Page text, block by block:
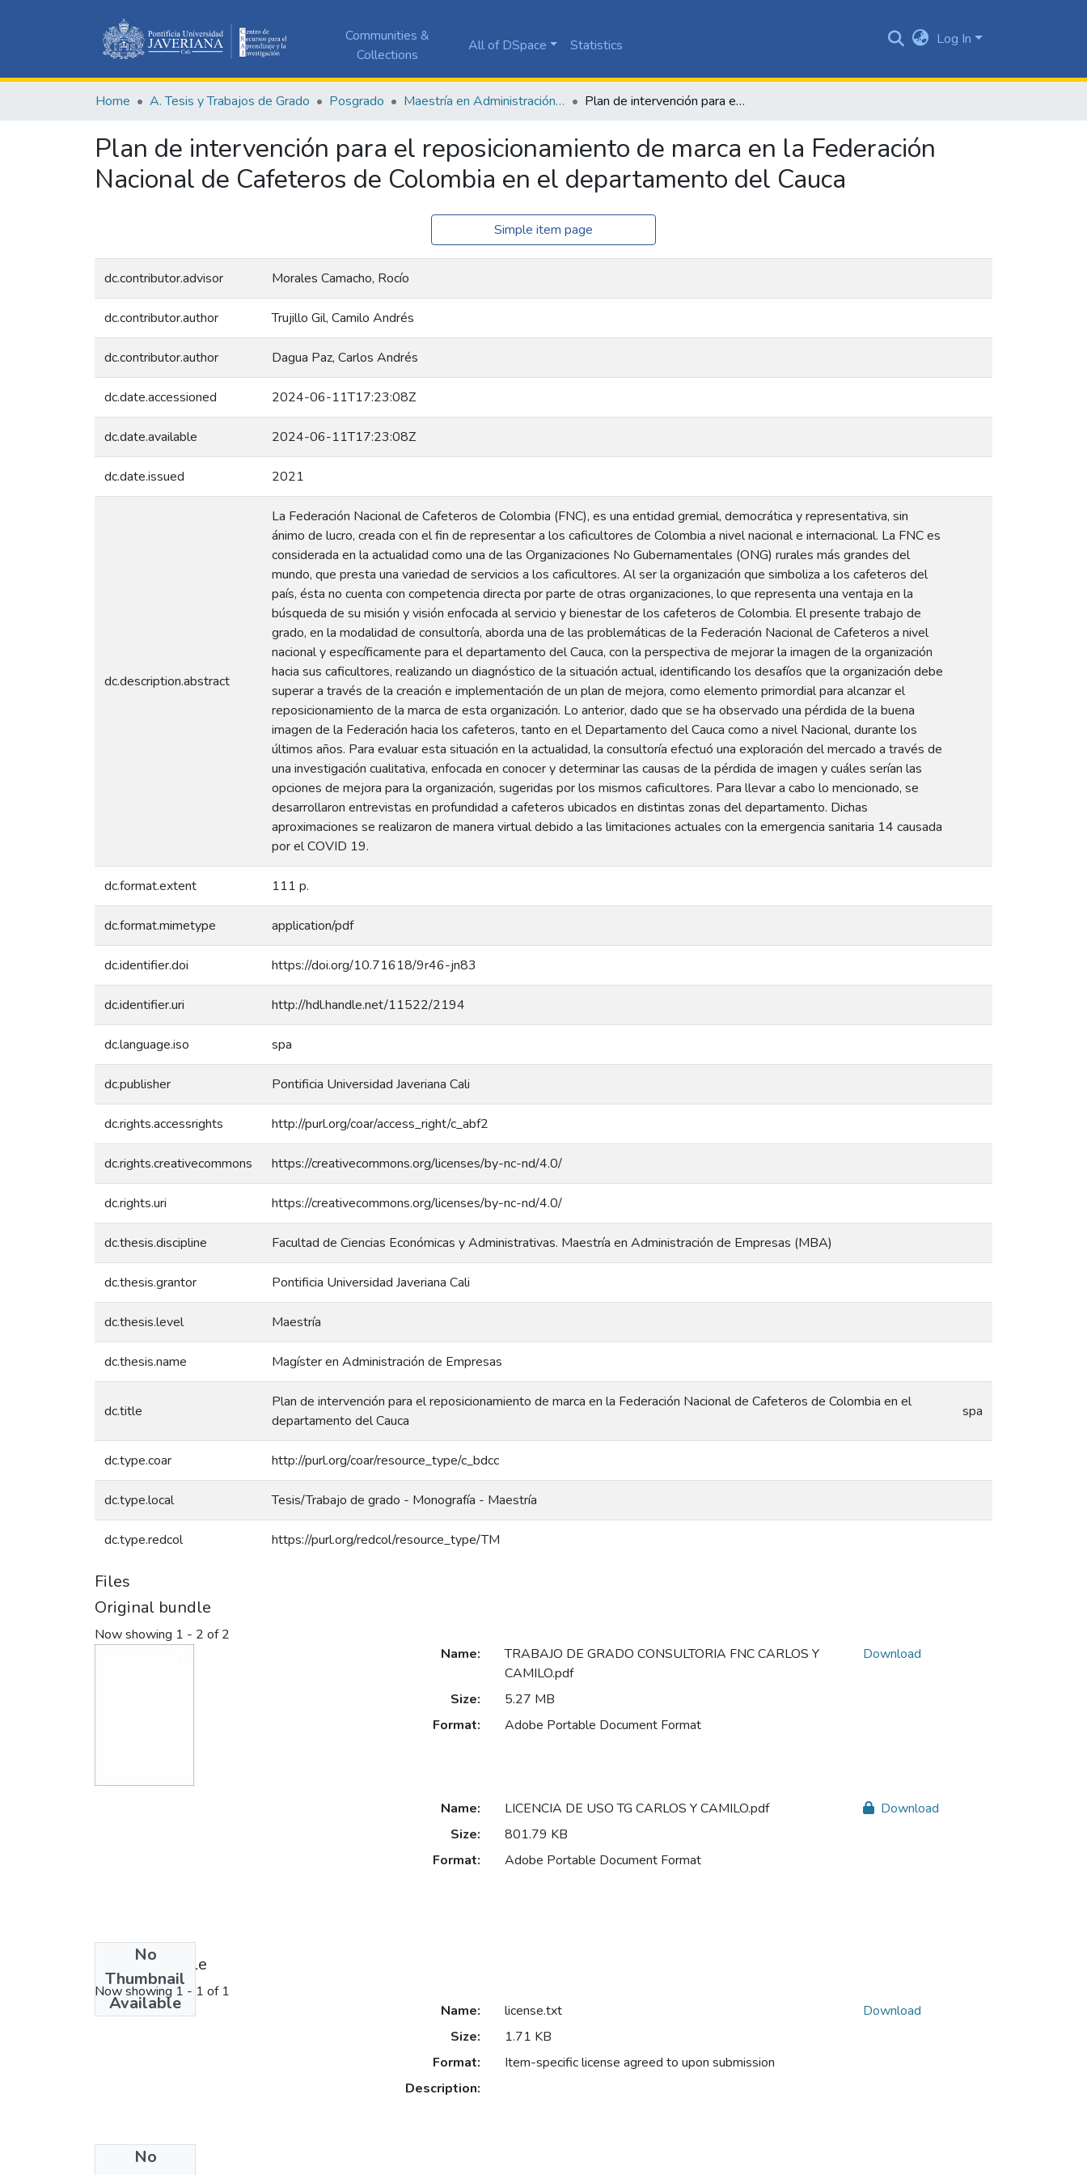
Communities &
Collections
All of DSpace Statistics Log In
Home A. Tesis y Trabajos de Grado Posgrado Maestría en Administración de Empresas Plan de intervención para el reposicionamiento de marca en la Federación Nacional de Cafeteros de Colombia en el departamento del Cauca
Plan de intervención para el reposicionamiento de marca en la Federación
Nacional de Cafeteros de Colombia en el departamento del Cauca
Simple item page
dc.contributor.advisor Morales Camacho, Rocío
dc.contributor.author Trujillo Gil, Camilo Andrés
dc.contributor.author Dagua Paz, Carlos Andrés
dc.date.accessioned 2024-06-11T17:23:08Z
dc.date.available 2024-06-11T17:23:08Z
dc.date.issued 2021
dc.description.abstract
La Federación Nacional de Cafeteros de Colombia (FNC), es una entidad gremial, democrática y representativa, sin
ánimo de lucro, creada con el fin de representar a los caficultores de Colombia a nivel nacional e internacional. La FNC es
considerada en la actualidad como una de las Organizaciones No Gubernamentales (ONG) rurales más grandes del
mundo, que presta una variedad de servicios a los caficultores. Al ser la organización que simboliza a los cafeteros del
país, ésta no cuenta con competencia directa por parte de otras organizaciones, lo que representa una ventaja en la
búsqueda de su misión y visión enfocada al servicio y bienestar de los cafeteros de Colombia. El presente trabajo de
grado, en la modalidad de consultoría, aborda una de las problemáticas de la Federación Nacional de Cafeteros a nivel
nacional y específicamente para el departamento del Cauca, con la perspectiva de mejorar la imagen de la organización
hacia sus caficultores, realizando un diagnóstico de la situación actual, identificando los desafíos que la organización debe
superar a través de la creación e implementación de un plan de mejora, como elemento primordial para alcanzar el
reposicionamiento de la marca de esta organización. Lo anterior, dado que se ha observado una pérdida de la buena
imagen de la Federación hacia los cafeteros, tanto en el Departamento del Cauca como a nivel Nacional, durante los
últimos años. Para evaluar esta situación en la actualidad, la consultoría efectuó una exploración del mercado a través de
una investigación cualitativa, enfocada en conocer y determinar las causas de la pérdida de imagen y cuáles serían las
opciones de mejora para la organización, sugeridas por los mismos caficultores. Para llevar a cabo lo mencionado, se
desarrollaron entrevistas en profundidad a cafeteros ubicados en distintas zonas del departamento. Dichas
aproximaciones se realizaron de manera virtual debido a las limitaciones actuales con la emergencia sanitaria 14 causada
por el COVID 19.
dc.format.extent 111 p.
dc.format.mimetype application/pdf
dc.identifier.doi https://doi.org/10.71618/9r46-jn83
dc.identifier.uri http://hdl.handle.net/11522/2194
dc.language.iso spa
dc.publisher Pontificia Universidad Javeriana Cali
dc.rights.accessrights http://purl.org/coar/access_right/c_abf2
dc.rights.creativecommons https://creativecommons.org/licenses/by-nc-nd/4.0/
dc.rights.uri https://creativecommons.org/licenses/by-nc-nd/4.0/
dc.thesis.discipline Facultad de Ciencias Económicas y Administrativas. Maestría en Administración de Empresas (MBA)
dc.thesis.grantor Pontificia Universidad Javeriana Cali
dc.thesis.level Maestría
dc.thesis.name Magíster en Administración de Empresas
dc.title
Plan de intervención para el reposicionamiento de marca en la Federación Nacional de Cafeteros de Colombia en el
departamento del Cauca
spa
dc.type.coar http://purl.org/coar/resource_type/c_bdcc
dc.type.local Tesis/Trabajo de grado - Monografía - Maestría
dc.type.redcol https://purl.org/redcol/resource_type/TM
Files
Original bundle
Now showing 1 - 2 of 2
Name:
TRABAJO DE GRADO CONSULTORIA FNC CARLOS Y
CAMILO.pdf
Size:
5.27 MB
Format:
Adobe Portable Document Format
Download
No
Thumbnail
Available
Name:
LICENCIA DE USO TG CARLOS Y CAMILO.pdf
Size:
801.79 KB
Format:
Adobe Portable Document Format
Download
License bundle
Now showing 1 - 1 of 1
No
Name:
license.txt
Size:
1.71 KB
Format:
Item-specific license agreed to upon submission
Description:
Download
Collections